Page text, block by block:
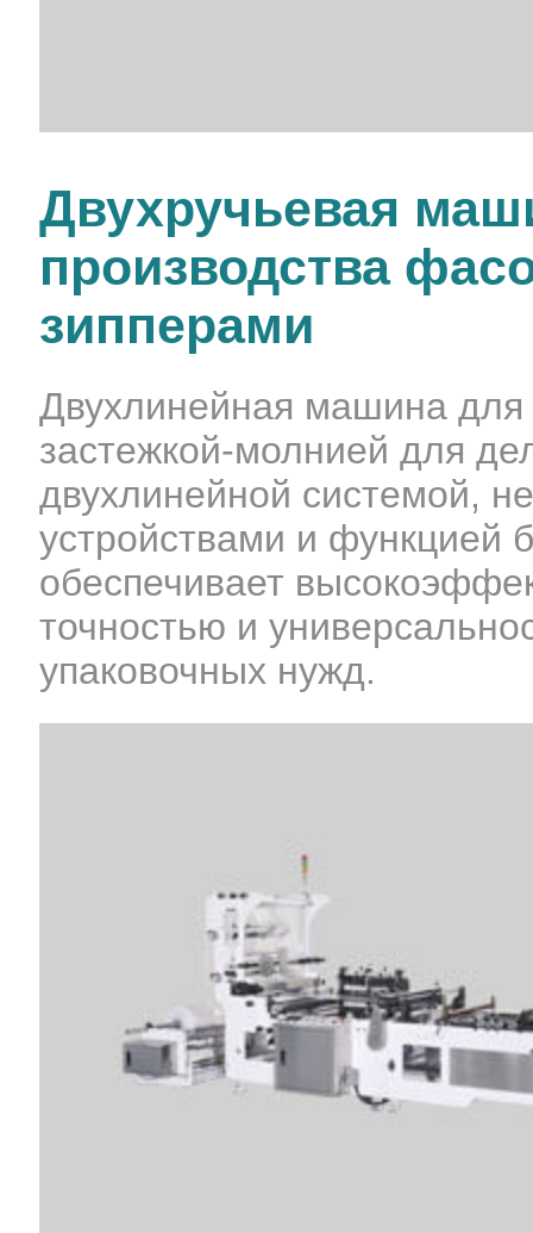
Двухручьевая
производства
зипперами
Двухлинейная машина для
застежкой-молнией для
двухлинейной системой,
устройствами и функцией
обеспечивает
точностью и
упаковочных нужд.